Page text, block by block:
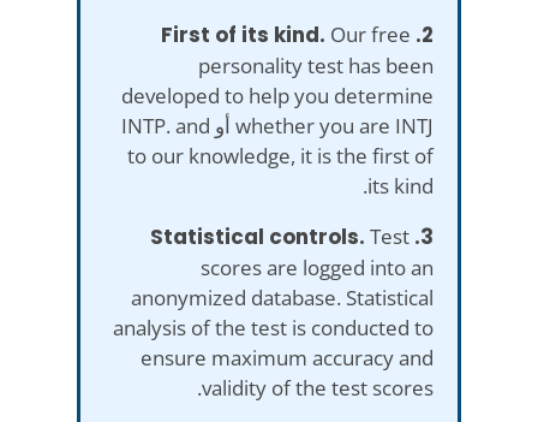
2. First of its kind.
Our free
personality test has been
developed to help you determine
whether you are INTJ أو INTP. and
to our knowledge, it is the first of
its kind.
3. Statistical controls.
Test
scores are logged into an
anonymized database. Statistical
analysis of the test is conducted to
ensure maximum accuracy and
validity of the test scores.